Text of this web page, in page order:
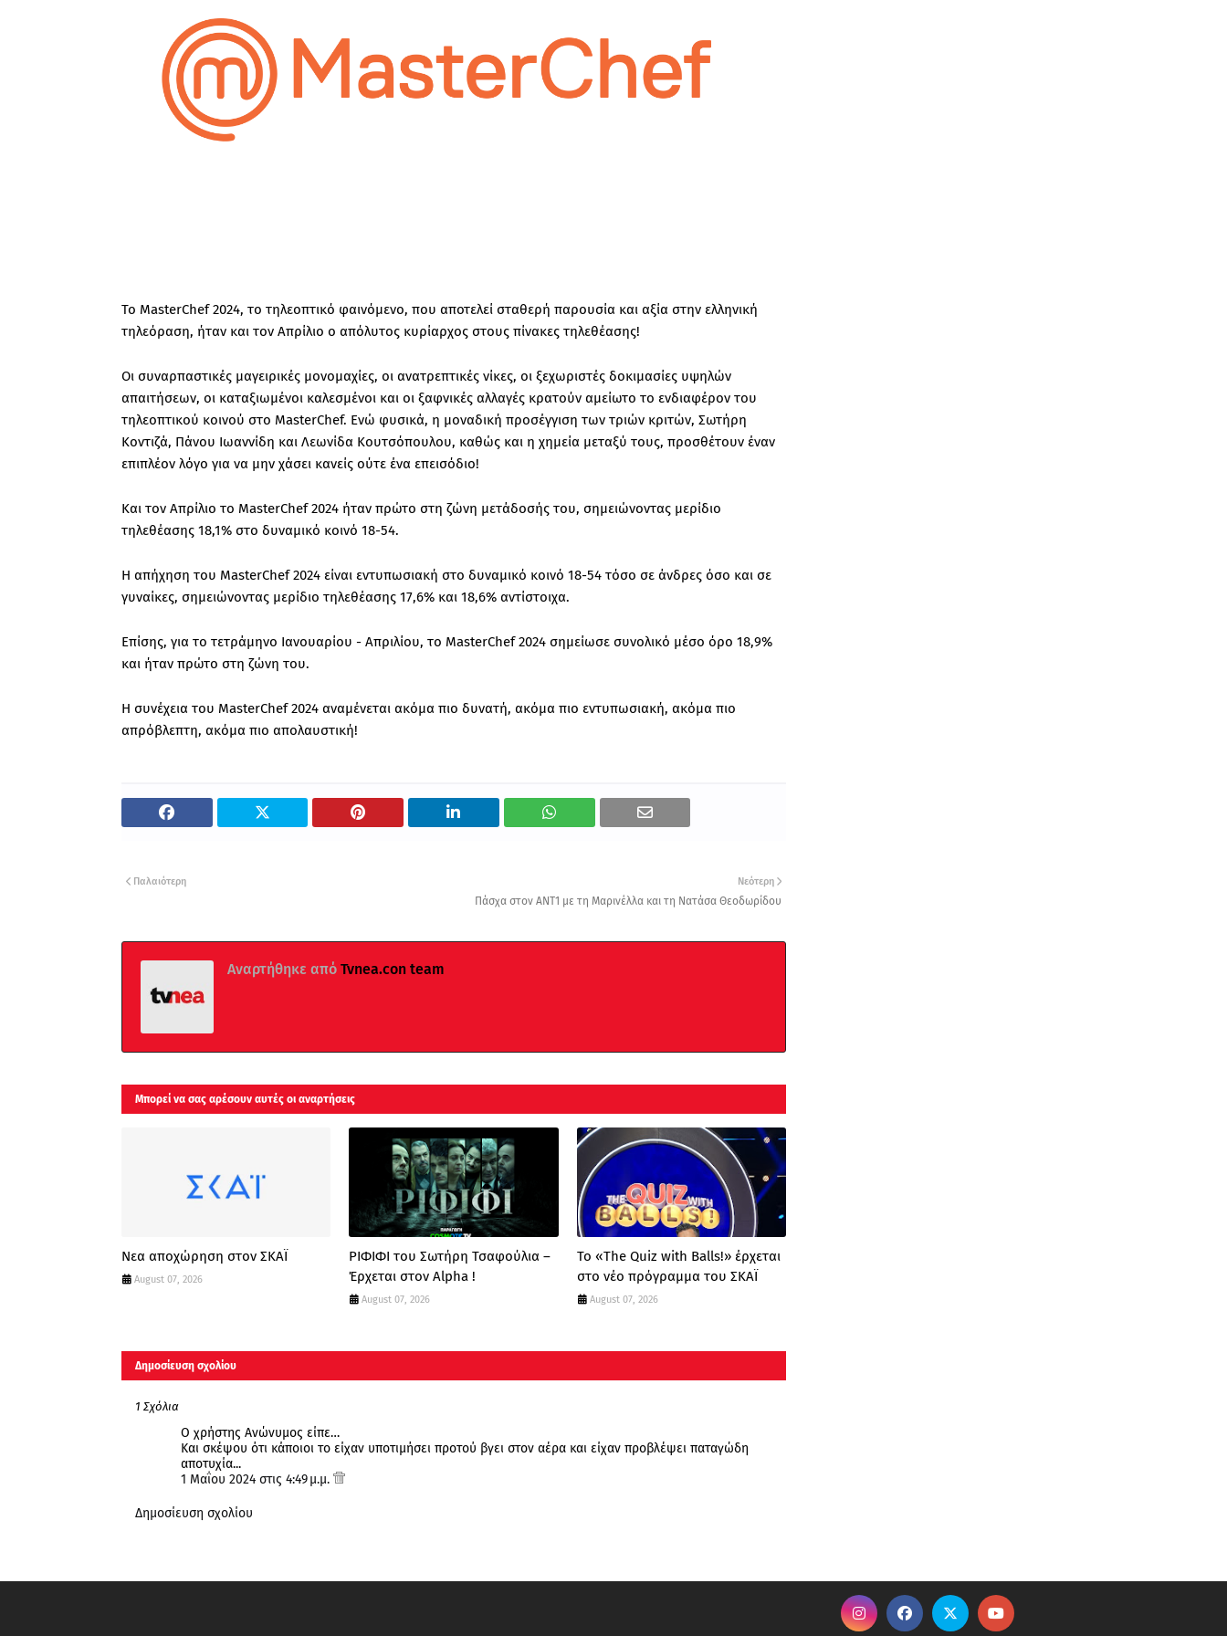
Το MasterChef 2024, το τηλεοπτικό φαινόμενο, που αποτελεί σταθερή παρουσία και αξία στην ελληνική
τηλεόραση, ήταν και τον Απρίλιο ο απόλυτος κυρίαρχος στους πίνακες τηλεθέασης!
Οι συναρπαστικές μαγειρικές μονομαχίες, οι ανατρεπτικές νίκες, οι ξεχωριστές δοκιμασίες υψηλών
απαιτήσεων, οι καταξιωμένοι καλεσμένοι και οι ξαφνικές αλλαγές κρατούν αμείωτο το ενδιαφέρον του
τηλεοπτικού κοινού στο MasterChef. Ενώ φυσικά, η μοναδική προσέγγιση των τριών κριτών, Σωτήρη
Κοντιζά, Πάνου Ιωαννίδη και Λεωνίδα Κουτσόπουλου, καθώς και η χημεία μεταξύ τους, προσθέτουν έναν
επιπλέον λόγο για να μην χάσει κανείς ούτε ένα επεισόδιο!
Και τον Απρίλιο το MasterChef 2024 ήταν πρώτο στη ζώνη μετάδοσής του, σημειώνοντας μερίδιο
τηλεθέασης 18,1% στο δυναμικό κοινό 18-54.
Η απήχηση του MasterChef 2024 είναι εντυπωσιακή στο δυναμικό κοινό 18-54 τόσο σε άνδρες όσο και σε
γυναίκες, σημειώνοντας μερίδιο τηλεθέασης 17,6% και 18,6% αντίστοιχα.
Επίσης, για το τετράμηνο Ιανουαρίου - Απριλίου, το MasterChef 2024 σημείωσε συνολικό μέσο όρο 18,9%
και ήταν πρώτο στη ζώνη του.
Η συνέχεια του MasterChef 2024 αναμένεται ακόμα πιο δυνατή, ακόμα πιο εντυπωσιακή, ακόμα πιο
απρόβλεπτη, ακόμα πιο απολαυστική!
Νεότερη
Πάσχα στον ΑΝΤ1 με τη Μαρινέλλα και τη Νατάσα Θεοδωρίδου
Παλαιότερη
Αναρτήθηκε από Tvnea.con team
Μπορεί να σας αρέσουν αυτές οι αναρτήσεις
Νεα αποχώρηση στον ΣΚΑΪ
August 07, 2026
ΡΙΦΙΦΙ του Σωτήρη Τσαφούλια –
Έρχεται στον Alpha !
August 07, 2026
Το «The Quiz with Balls!» έρχεται
στο νέο πρόγραμμα του ΣΚΑΪ
August 07, 2026
Δημοσίευση σχολίου
1 Σχόλια
Ο χρήστης Ανώνυμος είπε…
Και σκέψου ότι κάποιοι το είχαν υποτιμήσει προτού βγει στον αέρα και είχαν προβλέψει παταγώδη
αποτυχία...
1 Μαΐου 2024 στις 4:49 μ.μ.
Δημοσίευση σχολίου